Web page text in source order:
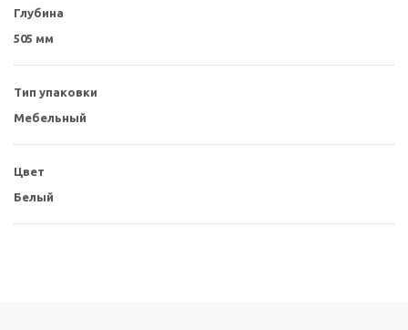
Глубина
505 мм
Тип упаковки
Мебельный
Цвет
Белый